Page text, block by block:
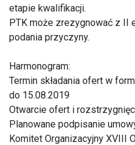
etapie kwalifikacji.
PTK może zrezygnować z II
podania przyczyny.
Harmonogram:
Termin składania ofert w
do 15.08.2019
Otwarcie ofert i
Planowane podpisanie
Komitet Organizacyjny XVIII